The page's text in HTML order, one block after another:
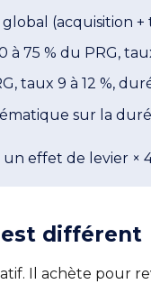
(acquisition +
à 75 % du PRG,
taux 9 à 12 %,
sur la
un effet de levier ×
est différent
Il achète pour